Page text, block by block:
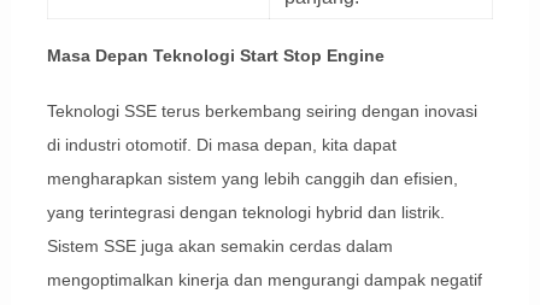
Masa Depan Teknologi Start Stop Engine
Teknologi SSE terus berkembang seiring dengan inovasi
di industri otomotif. Di masa depan, kita dapat
mengharapkan sistem yang lebih canggih dan efisien,
yang terintegrasi dengan teknologi hybrid dan listrik.
Sistem SSE juga akan semakin cerdas dalam
mengoptimalkan kinerja dan mengurangi dampak negatif